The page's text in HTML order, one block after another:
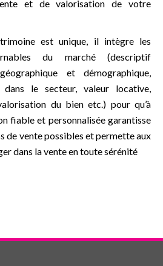
et de valorisation de votre
est unique, il intègre les
du marché (descriptif
et démographique,
dans le secteur, valeur locative,
du bien etc.) pour qu’à
fiable et personnalisée garantisse
de vente possibles et permette aux
dans la vente en toute sérénité